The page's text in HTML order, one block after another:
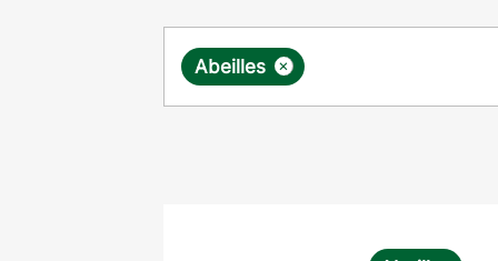
Requête
×
Abeilles